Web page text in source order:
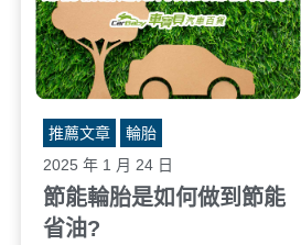
節能輪胎是如何做到節能
省油?
2025 年 1 月 24 日
推薦文章 輪胎